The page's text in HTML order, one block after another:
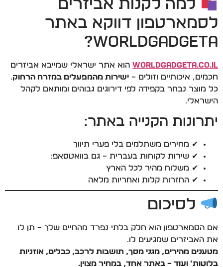
למה לקנות אביזרים
לסמארטפון דווקא באתר
WorldGadgeta?
WorldGadgeta.co.il הוא אתר ישראלי שמייבא אביזרים
חכמים, איכותיים וזולים – ישירות מהמפעלים במזרח הרחוק.
כל מוצר נבחר בקפידה לפי דירוגים גבוהים ומותאם לקהל
הישראלי.
יתרונות הקנייה באתר:
✔ מחירים משתלמים בלי פערי תיווך
✔ שירות לקוחות בעברית – גם בוואטסאפ:
✔ משלוח מהיר לכל הארץ
✔ החזרות קלות ואחריות מלאה
לסיכום
אם הסמארטפון הוא חלק בלתי נפרד מהחיים שלך – תן לו
את האביזרים שמגיעים לו.
מטענים מהירים, מגני מסך, תושבות לרכב, כבלים, אוזניות
בלוטות’ ועוד – באתר אחד, במחיר מצוין.